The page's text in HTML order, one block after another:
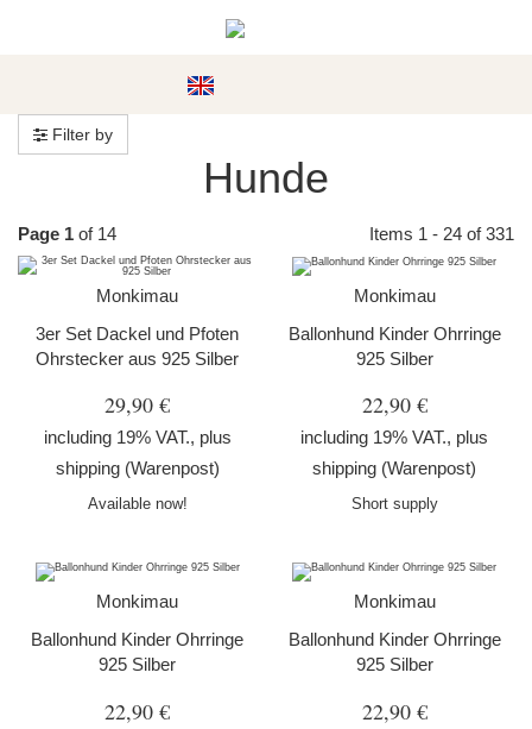
Filter by
Hunde
Page 1 of 14 Items 1 - 24 of 331
Monkimau
3er Set Dackel und Pfoten
Ohrstecker aus 925 Silber
29,90 €
including 19% VAT., plus
shipping (Warenpost)
Available now!
Monkimau
Ballonhund Kinder Ohrringe
925 Silber
22,90 €
including 19% VAT., plus
shipping (Warenpost)
Short supply
Monkimau
Ballonhund Kinder Ohrringe
925 Silber
22,90 €
Monkimau
Ballonhund Kinder Ohrringe
925 Silber
22,90 €